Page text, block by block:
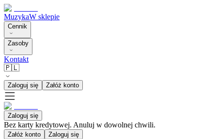
MuzykaW sklepie
Cennik
Zasoby
Kontakt
🇵🇱
Zaloguj się Załóż konto
Zaloguj się
Bez karty kredytowej. Anuluj w dowolnej chwili.
Załóż konto Zaloguj się